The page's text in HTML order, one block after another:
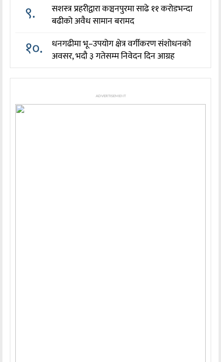
९.
सशस्त्र प्रहरीद्वारा कञ्चनपुरमा साढे ११ करोडभन्दा
बढीको अवैध सामान बरामद
१०.
धनगढीमा भू–उपयोग क्षेत्र वर्गीकरण संशोधनको
अवसर, भदौ ३ गतेसम्म निवेदन दिन आग्रह
ADVERTISEMENT